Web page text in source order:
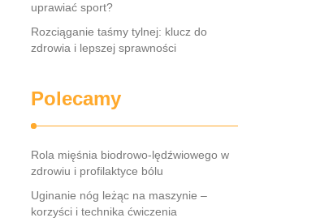
uprawiać sport?
Rozciąganie taśmy tylnej: klucz do
zdrowia i lepszej sprawności
Polecamy
Rola mięśnia biodrowo-lędźwiowego w
zdrowiu i profilaktyce bólu
Uginanie nóg leżąc na maszynie –
korzyści i technika ćwiczenia